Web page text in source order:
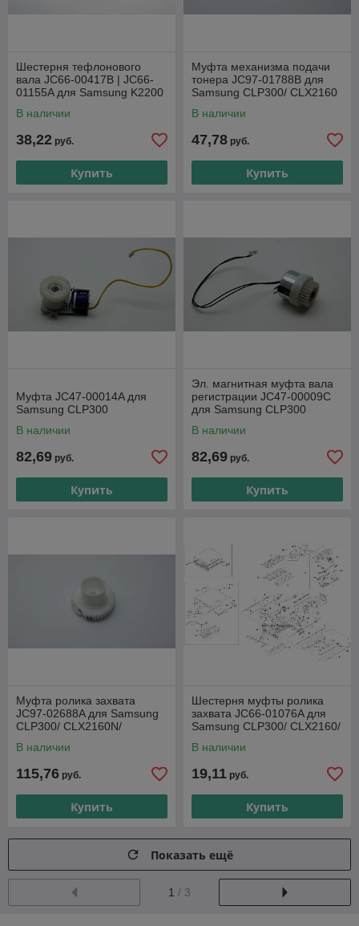
Шестерня тефлонового
вала JC66-00417B | JC66-
01155A для Samsung K2200
ML-3560/ 3561/
В наличии
38,22 руб.
Купить
Муфта механизма подачи
тонера JC97-01788B для
Samsung CLP300/ CLX2160
В наличии
47,78 руб.
Купить
Муфта JC47-00014A для
Samsung CLP300
В наличии
82,69 руб.
Купить
Эл. магнитная муфта вала
регистрации JC47-00009C
для Samsung CLP300
В наличии
82,69 руб.
Купить
Муфта ролика захвата
JC97-02688A для Samsung
CLP300/ CLX2160N/
В наличии
115,76 руб.
Купить
Шестерня муфты ролика
захвата JC66-01076A для
Samsung CLP300/ CLX2160/
В наличии
19,11 руб.
Купить
Показать ещё
1 / 3